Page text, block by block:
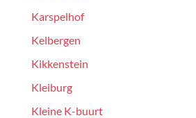
Karspelhof
Kelbergen
Kikkenstein
Kleiburg
Kleine K-buurt